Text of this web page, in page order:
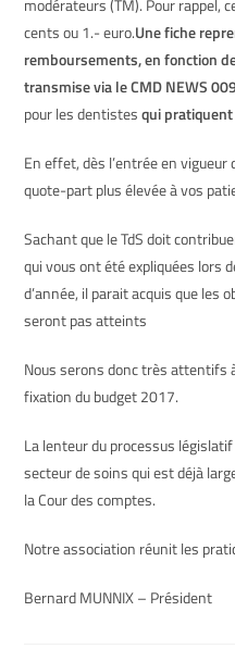
modérateurs (TM). Pour rappel,
cents ou 1.- euro.Une fiche
remboursements, en fonction
transmise via le CMD NEWS
pour les dentistesqui
En effet, dès l’entrée en vigueur
quote-part plus élevée à vos
Sachant que le TdS doit
qui vous ont été expliquées lors
d’année, il parait acquis que les
seront pas atteints
Nous serons donc très attentifs
fixation du budget 2017.
La lenteur du processus
secteur de soins qui est déjà
la Cour des comptes.
Notre association réunit les
Bernard MUNNIX – Président